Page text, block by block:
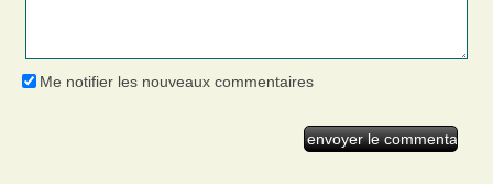
Me notifier les nouveaux commentaires